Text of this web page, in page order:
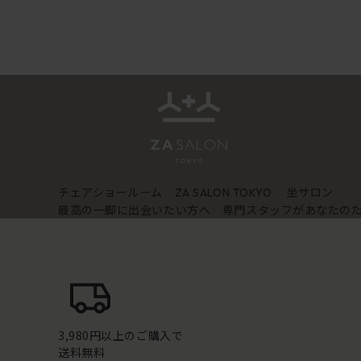
チェアショールーム ZA SALON TOKYO
坐サロン
最高の一脚に出会いたい方へ 専門スタッフがあなたの
3,980円以上のご購入で
送料無料